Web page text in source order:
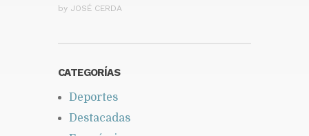
by JOSÉ CERDA
CATEGORÍAS
Deportes
Destacadas